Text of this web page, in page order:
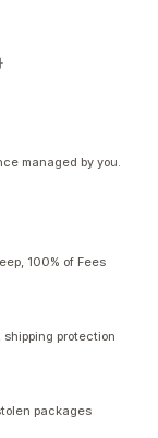
managed by you.
100% of Fees
protection
packages